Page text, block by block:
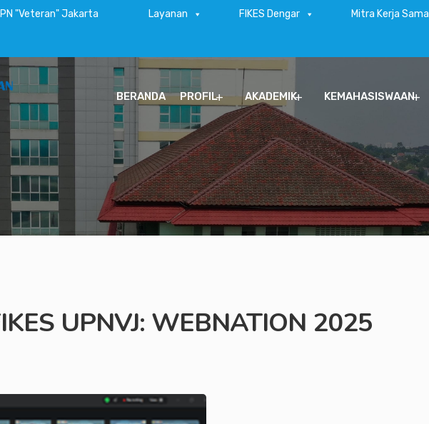
"Veteran" Jakarta Layanan FIKES Dengar Mitra Kerja Sama
BERANDA PROFIL AKADEMIK KEMAHASISWAAN
UPNVJ: WEBNATION 2025